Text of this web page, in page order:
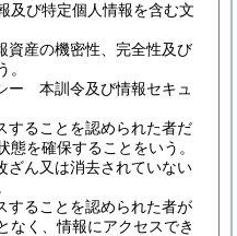
及び特定個人情報を含む文
産の機密性、完全性及び
。
ー 本訓令及び情報セキュ
ることを認められた者だ
態を確保することをいう。
ん又は消去されていない
ることを認められた者が
なく、情報にアクセスでき